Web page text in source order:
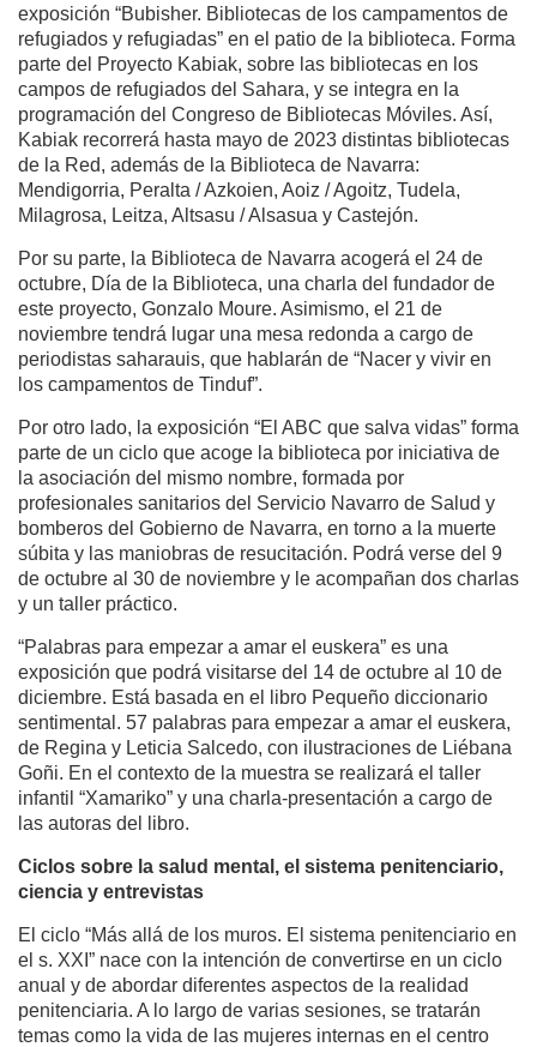
exposición “Bubisher. Bibliotecas de los campamentos de
refugiados y refugiadas” en el patio de la biblioteca. Forma
parte del Proyecto Kabiak, sobre las bibliotecas en los
campos de refugiados del Sahara, y se integra en la
programación del Congreso de Bibliotecas Móviles. Así,
Kabiak recorrerá hasta mayo de 2023 distintas bibliotecas
de la Red, además de la Biblioteca de Navarra:
Mendigorria, Peralta / Azkoien, Aoiz / Agoitz, Tudela,
Milagrosa, Leitza, Altsasu / Alsasua y Castejón.
Por su parte, la Biblioteca de Navarra acogerá el 24 de
octubre, Día de la Biblioteca, una charla del fundador de
este proyecto, Gonzalo Moure. Asimismo, el 21 de
noviembre tendrá lugar una mesa redonda a cargo de
periodistas saharauis, que hablarán de “Nacer y vivir en
los campamentos de Tinduf”.
Por otro lado, la exposición “El ABC que salva vidas” forma
parte de un ciclo que acoge la biblioteca por iniciativa de
la asociación del mismo nombre, formada por
profesionales sanitarios del Servicio Navarro de Salud y
bomberos del Gobierno de Navarra, en torno a la muerte
súbita y las maniobras de resucitación. Podrá verse del 9
de octubre al 30 de noviembre y le acompañan dos charlas
y un taller práctico.
“Palabras para empezar a amar el euskera” es una
exposición que podrá visitarse del 14 de octubre al 10 de
diciembre. Está basada en el libro Pequeño diccionario
sentimental. 57 palabras para empezar a amar el euskera,
de Regina y Leticia Salcedo, con ilustraciones de Liébana
Goñi. En el contexto de la muestra se realizará el taller
infantil “Xamariko” y una charla-presentación a cargo de
las autoras del libro.
Ciclos sobre la salud mental, el sistema penitenciario,
ciencia y entrevistas
El ciclo “Más allá de los muros. El sistema penitenciario en
el s. XXI” nace con la intención de convertirse en un ciclo
anual y de abordar diferentes aspectos de la realidad
penitenciaria. A lo largo de varias sesiones, se tratarán
temas como la vida de las mujeres internas en el centro